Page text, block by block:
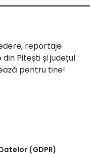
reportaje
Pitești și județul
pentru tine!
(GDPR)